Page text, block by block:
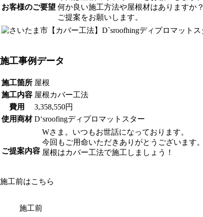
お客様のご要望 何か良い施工方法や屋根材はありますか？
ご提案をお願いします。
施工事例データ
施工箇所 屋根
施工内容 屋根カバー工法
費用
3,358,550円
使用商材 D‘sroofingディプロマットスター
ご提案内容
Wさま。いつもお世話になっております。
今回もご用命いただきありがとうございます。
屋根はカバー工法で施工しましょう！
施工前はこちら
施工前